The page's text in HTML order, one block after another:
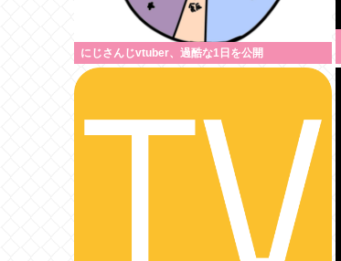
にじさんじvtuber、過酷な1日を公開